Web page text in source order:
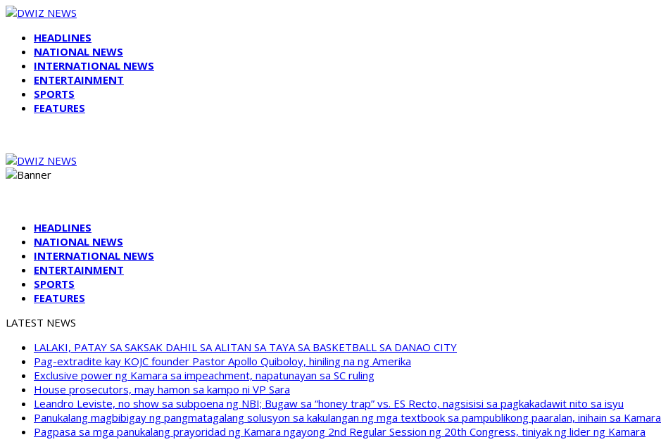
HEADLINES
NATIONAL NEWS
INTERNATIONAL NEWS
ENTERTAINMENT
SPORTS
FEATURES
HEADLINES
NATIONAL NEWS
INTERNATIONAL NEWS
ENTERTAINMENT
SPORTS
FEATURES
LATEST NEWS
LALAKI, PATAY SA SAKSAK DAHIL SA ALITAN SA TAYA SA BASKETBALL SA DANAO CITY
Pag-extradite kay KOJC founder Pastor Apollo Quiboloy, hiniling na ng Amerika
Exclusive power ng Kamara sa impeachment, napatunayan sa SC ruling
House prosecutors, may hamon sa kampo ni VP Sara
Leandro Leviste, no show sa subpoena ng NBI; Bugaw sa “honey trap” vs. ES Recto, nagsisisi sa pagkakadawit nito sa isyu
Panukalang magbibigay ng pangmatagalang solusyon sa kakulangan ng mga textbook sa pampublikong paaralan, inihain sa Kamara
Pagpasa sa mga panukalang prayoridad ng Kamara ngayong 2nd Regular Session ng 20th Congress, tiniyak ng lider ng Kamara